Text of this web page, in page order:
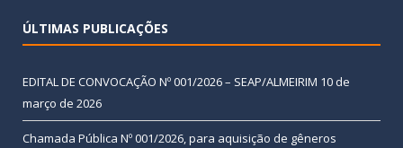
ÚLTIMAS PUBLICAÇÕES
EDITAL DE CONVOCAÇÃO Nº 001/2026 – SEAP/ALMEIRIM 10 de
março de 2026
Chamada Pública Nº 001/2026, para aquisição de gêneros